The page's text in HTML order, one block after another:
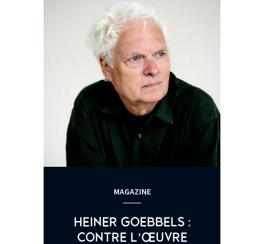
MAGAZINE
HEINER GOEBBELS :
CONTRE L’ŒUVRE